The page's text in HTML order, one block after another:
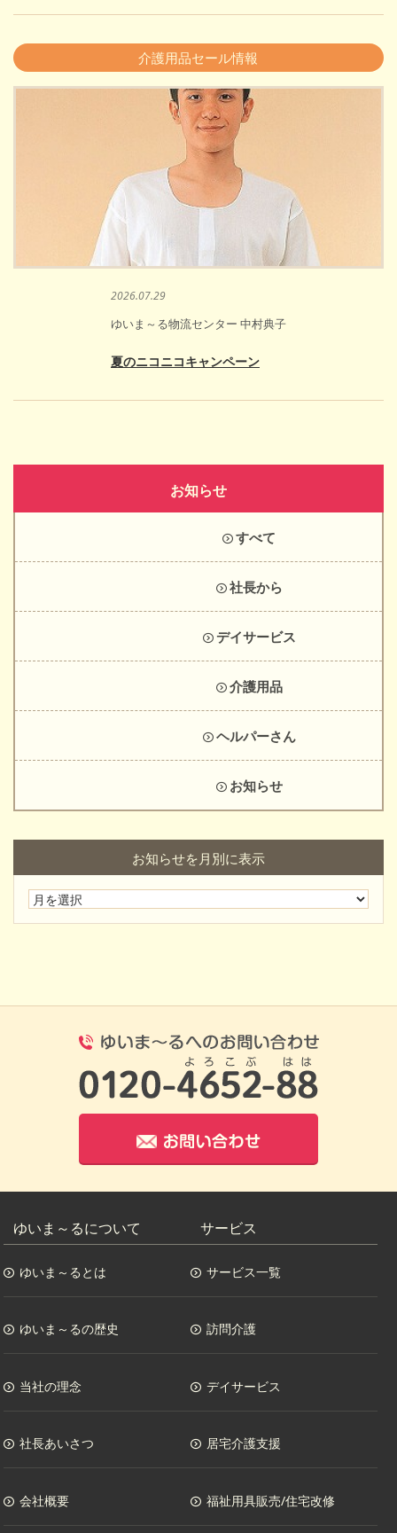
お知らせ
すべて
社長から
デイサービス
介護用品
ヘルパーさん
お知らせ
お知らせを月別に表示
介護用品セール情報
2026.07.29
ゆいま～る物流センター 中村典子
夏のニコニコキャンペーン
0120-4652-
ゆいま～るについて
ゆいま～るとは
ゆいま～るの歴史
当社の理念
社長あいさつ
会社概要
サービス
サービス一覧
訪問介護
デイサービス
居宅介護支援
福祉用具販売/住宅改修